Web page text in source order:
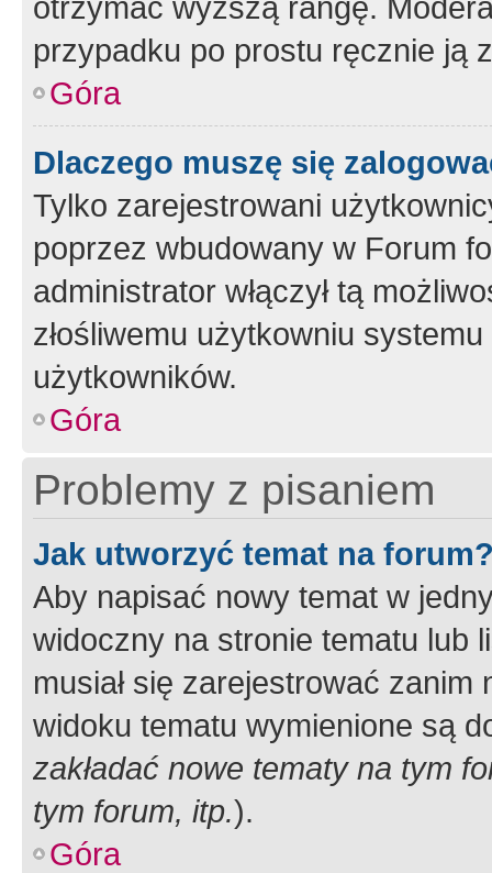
przypadku po prostu ręcznie ją
Góra
Dlaczego muszę się
Tylko zarejestrowani
poprzez wbudowany w Forum
administrator włączył tą
złośliwemu użytkowniu
użytkowników.
Góra
Problemy z pisaniem
Jak utworzyć temat na
Aby napisać nowy temat w
widoczny na stronie tematu lub
musiał się zarejestrować
widoku tematu wymienione są
zakładać nowe tematy na tym
tym forum, itp.).
Góra